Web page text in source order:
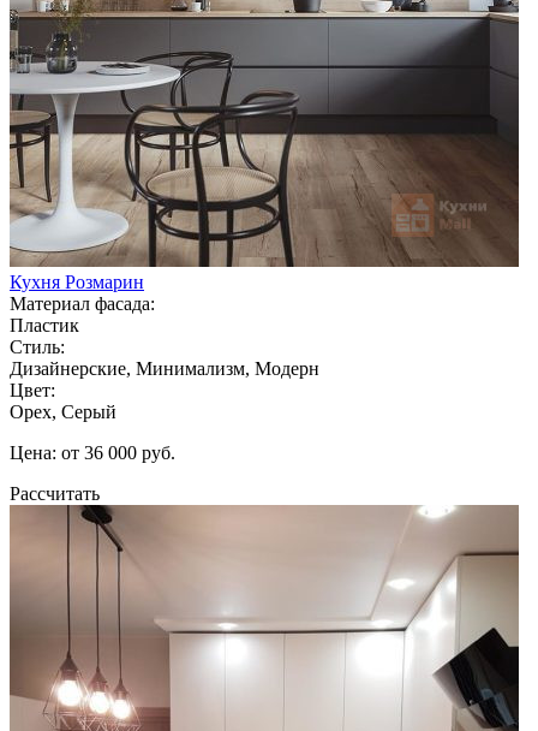
Кухня Розмарин
Материал фасада:
Пластик
Стиль:
Дизайнерские, Минимализм, Модерн
Цвет:
Орех, Серый
Цена: от 36 000 руб.
Рассчитать